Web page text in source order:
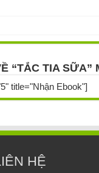
“TẮC TIA SỮA”
title="Nhận Ebook"]
HỆ